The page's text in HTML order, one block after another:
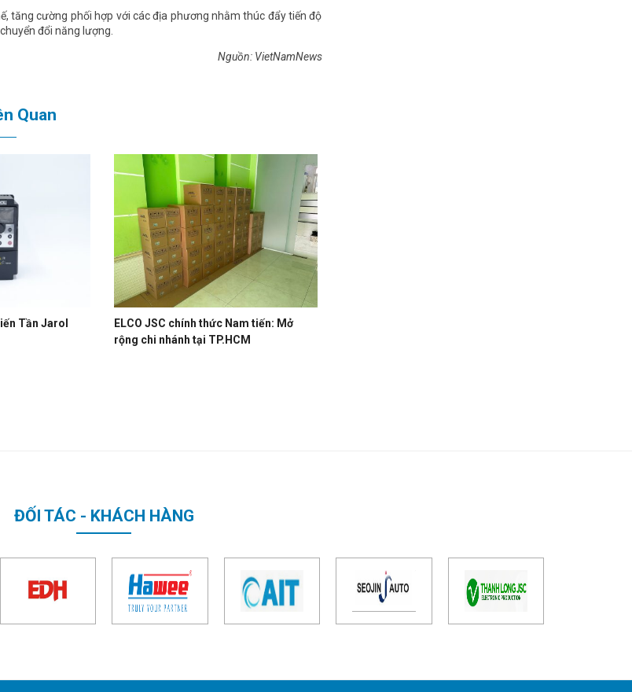
tăng cường phối hợp với các địa phương nhằm thúc đẩy tiến độ
đổi năng lượng.
Nguồn: VietNamNews
Quan
Tần Jarol
ELCO JSC chính thức Nam tiến: Mở
rộng chi nhánh tại TP.HCM
ĐỐI TÁC - KHÁCH HÀNG